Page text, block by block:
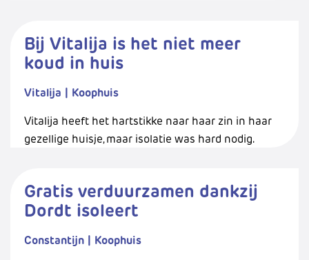
Bij Vitalija is het niet meer
koud in huis
Vitalija | Koophuis
Vitalija heeft het hartstikke naar haar zin in haar
gezellige huisje, maar isolatie was hard nodig.
Gratis verduurzamen dankzij
Dordt isoleert
Constantijn | Koophuis